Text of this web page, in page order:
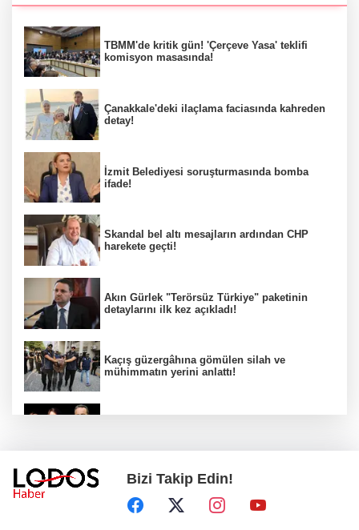
TBMM'de kritik gün! 'Çerçeve Yasa' teklifi
komisyon masasında!
Çanakkale'deki ilaçlama faciasında kahreden
detay!
İzmit Belediyesi soruşturmasında bomba
ifade!
Skandal bel altı mesajların ardından CHP
harekete geçti!
Akın Gürlek "Terörsüz Türkiye" paketinin
detaylarını ilk kez açıkladı!
Kaçış güzergâhına gömülen silah ve
mühimmatın yerini anlattı!
Bizi Takip Edin!